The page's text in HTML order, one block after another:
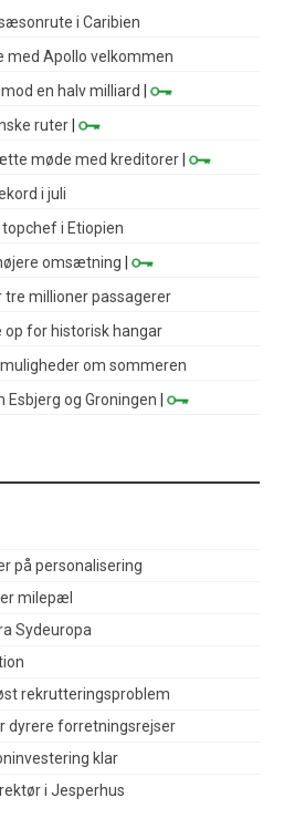
i Caribien
med Apollo velkommen
en halv milliard
|
ruter |
møde med kreditorer |
i juli
i Etiopien
omsætning |
tre millioner passagerer
op for historisk hangar
om sommeren
og Groningen |
på personalisering
milepæl
Sydeuropa
rekrutteringsproblem
dyrere forretningsrejser
klar
i Jesperhus